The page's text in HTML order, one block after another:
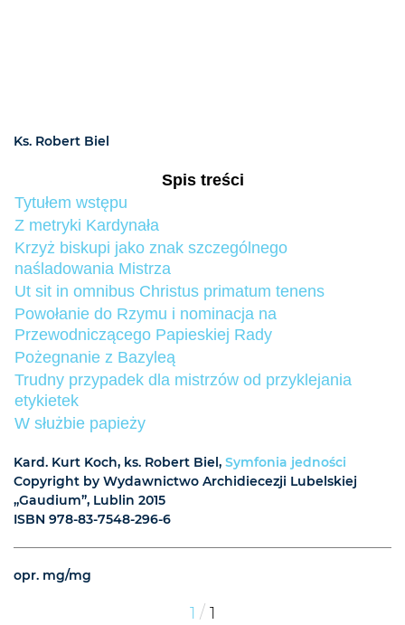
Ks. Robert Biel
Spis treści
Tytułem wstępu
Z metryki Kardynała
Krzyż biskupi jako znak szczególnego
naśladowania Mistrza
Ut sit in omnibus Christus primatum tenens
Powołanie do Rzymu i nominacja na
Przewodniczącego Papieskiej Rady
Pożegnanie z Bazyleą
Trudny przypadek dla mistrzów od przyklejania
etykietek
W służbie papieży
Kard. Kurt Koch, ks. Robert Biel, Symfonia jedności
Copyright by Wydawnictwo Archidiecezji Lubelskiej
„Gaudium”, Lublin 2015
ISBN 978-83-7548-296-6
opr. mg/mg
1 / 1